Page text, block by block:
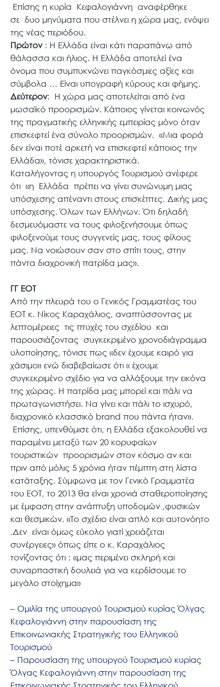
Επίσης η κυρία Κεφαλογιάννη αναφέρθηκε
σε δυο μηνύματα που στέλνει η χώρα μας, ενόψει
της νέας περιόδου.
Πρώτον: Η Ελλάδα είναι κάτι παραπάνω από
θάλασσα και ήλιος. Η Ελλάδα αποτελεί ένα
όνομα που συμπυκνώνει παγκόσμιες αξίες και
σύμβολα … Είναι υπογραφή κύρους και φήμης.
Δεύτερον: Η χώρα μας αποτελείται από ένα
μωσαϊκό προορισμών. Κάποιος γίνεται κοινωνός
της πραγματικής ελληνικής εμπειρίας μόνο όταν
επισκεφτεί ένα σύνολο προορισμών. «Μια φορά
δεν είναι ποτέ αρκετή να επισκεφτεί κάποιος την
Ελλάδα», τόνισε χαρακτηριστικά.
Καταλήγοντας η υπουργός Τουρισμού ανέφερε
ότι «η Ελλάδα πρέπει να γίνει συνώνυμη μιας
υπόσχεσης απέναντι στους επισκέπτες. Δικής μας
υπόσχεσης. Όλων των Ελλήνων. Ότι δηλαδή
δεσμευόμαστε να τους φιλοξενήσουμε όπως
φιλοξενούμε τους συγγενείς μας, τους φίλους
μας. Να νοιώσουν σαν στο σπίτι τους, στην
πάντα διαχρονική πατρίδα μας».
ΓΓ ΕΟΤ
Από την πλευρά του ο Γενικός Γραμματέας του
ΕΟΤ κ. Νίκος Καραχάλιος, αναπτύσσοντας με
λεπτομέρειες τις πτυχές του σχεδίου και
παρουσιάζοντας συγκεκριμένο χρονοδιάγραμμα
υλοποίησης, τόνισε πως «δεν έχουμε καιρό για
χάσιμο» ενώ διαβεβαίωσε ότι « έχουμε
συγκεκριμένο σχέδιο για να αλλάξουμε την εικόνα
της χώρας. Η πατρίδα μας μπορεί και πάλι να
πρωταγωνιστήσει. Να γίνει και πάλι το ισχυρό,
διαχρονικό κλασσικό brand που πάντα ήταν».
Επίσης, υπενθύμισε ότι, η Ελλάδα εξακολουθεί να
παραμένει μεταξύ των 20 κορυφαίων
τουριστικών προορισμών στον κόσμο αν και
πριν από μόλις 5 χρόνια ήταν πέμπτη στη λίστα
κατάταξης. Σύμφωνα με τον Γενικό Γραμματέα
του ΕΟΤ, το 2013 θα είναι χρονιά σταθεροποίησης
με έμφαση στην ανάπτυξη υποδομών ,φυσικών
και θεσμικών. «Το σχέδιο είναι απλό και αυτονόητο
.Δεν είναι όμως εύκολο γιατί χρειάζεται
συνέργειες» όπως είπε ο κ. Καραχάλιος
τονίζοντας ότι : «μας περιμένει σκληρή και
συναρπαστική δουλειά για να κερδίσουμε το
μεγάλο στοίχημα»
– Ομιλία της υπουργού Τουρισμού κυρίας Όλγας
Κεφαλογιάννη στην παρουσίαση της
Επικοινωνιακής Στρατηγικής του Ελληνικού
Τουρισμού
– Παρουσίαση της υπουργού Τουρισμού κυρίας
Όλγας Κεφαλογιάννη στην παρουσίαση της